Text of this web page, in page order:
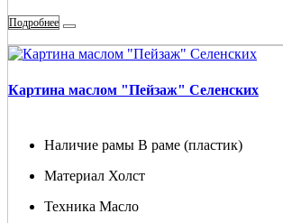
Подробнее
Картина маслом "Пейзаж" Селенских
Наличие рамы В раме (пластик)
Материал Холст
Техника Масло